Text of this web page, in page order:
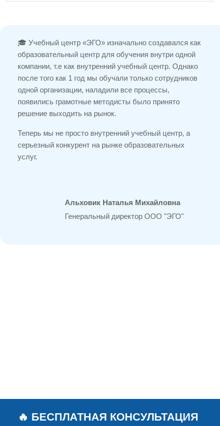
🎓 Учебный центр «ЭГО» изначально создавался как
образовательный центр для обучения внутри одной
компании, т.е как внутренний учебный центр. Однако
после того как 1 год мы обучали только сотрудников
одной организации, наладили все процессы,
появились грамотные методисты было принято
решение выходить на рынок.
Теперь мы не просто внутренний учебный центр, а
серьезный конкурент на рынке образовательных
услуг.
Альховик Наталья Михайловна
Генеральный директор ООО "ЭГО"
🔥 БЕСПЛАТНАЯ КОНСУЛЬТАЦИЯ